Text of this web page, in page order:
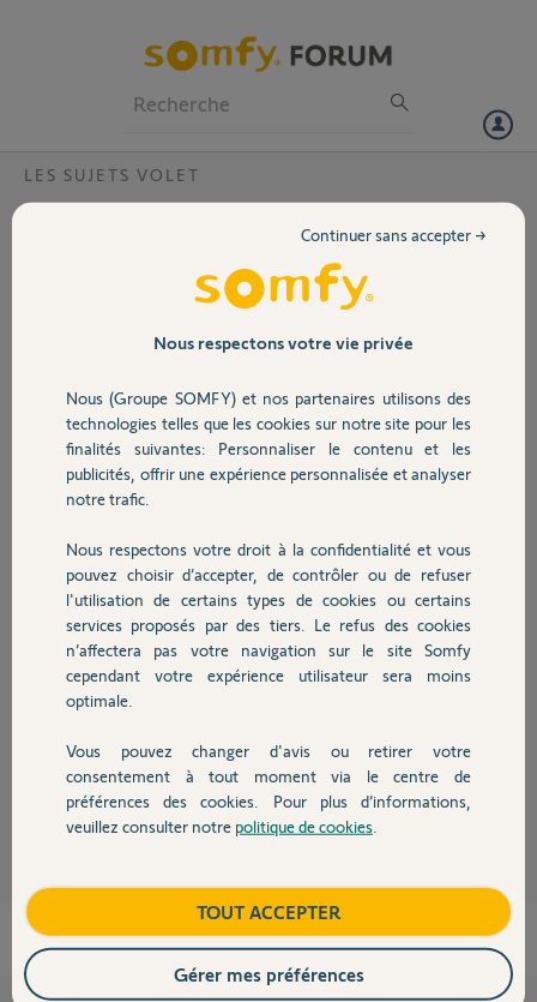
Volet
Sécurité
Domotique
Chauffage
Autres produits
Devis avec un pro
Contact
LES SUJETS VOLET
compatibilité oximo et ariane ?
Je dois changer un moteur ariane 6/17 rts2, quels sont les moteurs
MANUEL C.
il y a 10 mois
Participer au fil de discussion
Réponses
Bonjour
Il existe un kit de remplacement :
https://boutique.somfy.fr/kit-de-remplacement-pour-moteur...
Bonne journée.
Jean-Luc B. il y a 10 mois
Nous respectons votre vie privée
Nous (Groupe SOMFY) et nos partenaires utilisons des
technologies telles que les cookies sur notre site pour les
finalités suivantes: Personnaliser le contenu et les
publicités, offrir une expérience personnalisée et analyser
notre trafic.
Nous respectons votre droit à la confidentialité et vous
pouvez choisir d’accepter, de contrôler ou de refuser
l'utilisation de certains types de cookies ou certains
services proposés par des tiers. Le refus des cookies
n’affectera pas votre navigation sur le site Somfy
cependant votre expérience utilisateur sera moins
optimale.
Vous pouvez changer d'avis ou retirer votre
consentement à tout moment via le centre de
préférences des cookies. Pour plus d’informations,
veuillez consulter notre politique de cookies
Continuer sans accepter →
TOUT ACCEPTER
Gérer mes préférences